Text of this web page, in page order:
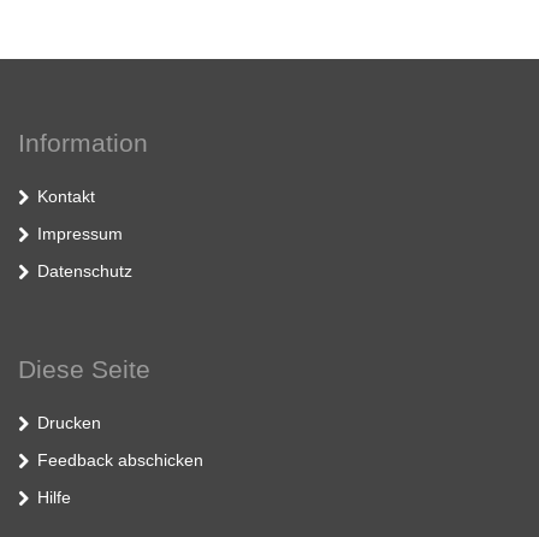
Information
Kontakt
Impressum
Datenschutz
Diese Seite
Drucken
Feedback abschicken
Hilfe